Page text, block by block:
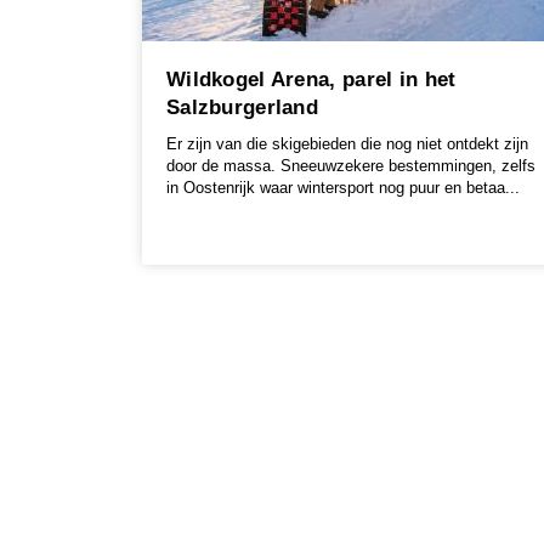
Wildkogel Arena, parel in het
Salzburgerland
Er zijn van die skigebieden die nog niet ontdekt zijn
door de massa. Sneeuwzekere bestemmingen, zelfs
in Oostenrijk waar wintersport nog puur en betaa...